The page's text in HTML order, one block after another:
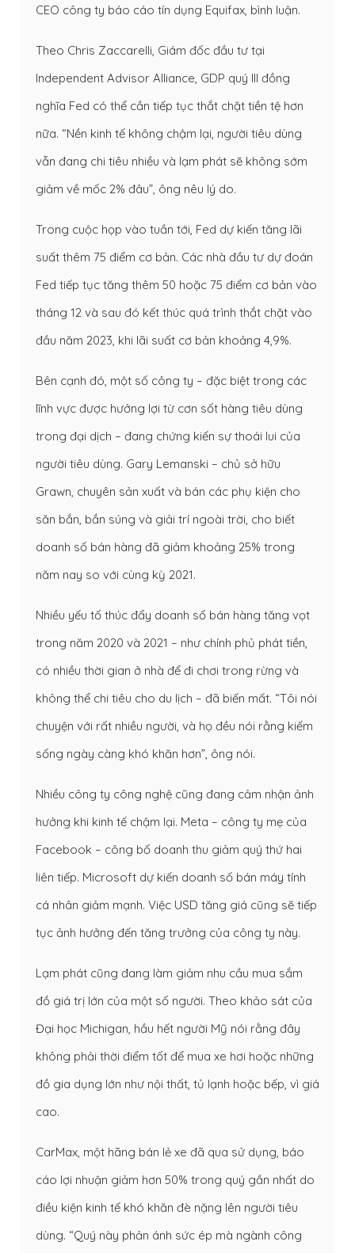
CEO công ty báo cáo tín dụng Equifax, bình luận.
Theo Chris Zaccarelli, Giám đốc đầu tư tại
Independent Advisor Alliance, GDP quý III đồng
nghĩa Fed có thể cần tiếp tục thắt chặt tiền tệ hơn
nữa. “Nền kinh tế không chậm lại, người tiêu dùng
vẫn đang chi tiêu nhiều và lạm phát sẽ không sớm
giảm về mốc 2% đâu”, ông nêu lý do.
Trong cuộc họp vào tuần tới, Fed dự kiến tăng lãi
suất thêm 75 điểm cơ bản. Các nhà đầu tư dự đoán
Fed tiếp tục tăng thêm 50 hoặc 75 điểm cơ bản vào
tháng 12 và sau đó kết thúc quá trình thắt chặt vào
đầu năm 2023, khi lãi suất cơ bản khoảng 4,9%.
Bên cạnh đó, một số công ty – đặc biệt trong các
lĩnh vực được hưởng lợi từ cơn sốt hàng tiêu dùng
trong đại dịch – đang chứng kiến sự thoái lui của
người tiêu dùng. Gary Lemanski – chủ sở hữu
Grawn, chuyên sản xuất và bán các phụ kiện cho
săn bắn, bắn súng và giải trí ngoài trời, cho biết
doanh số bán hàng đã giảm khoảng 25% trong
năm nay so với cùng kỳ 2021.
Nhiều yếu tố thúc đẩy doanh số bán hàng tăng vọt
trong năm 2020 và 2021 – như chính phủ phát tiền,
có nhiều thời gian ở nhà để đi chơi trong rừng và
không thể chi tiêu cho du lịch – đã biến mất. “Tôi nói
chuyện với rất nhiều người, và họ đều nói rằng kiếm
sống ngày càng khó khăn hơn”, ông nói.
Nhiều công ty công nghệ cũng đang cảm nhận ảnh
hưởng khi kinh tế chậm lại. Meta – công ty mẹ của
Facebook – công bố doanh thu giảm quý thứ hai
liên tiếp. Microsoft dự kiến doanh số bán máy tính
cá nhân giảm mạnh. Việc USD tăng giá cũng sẽ tiếp
tục ảnh hưởng đến tăng trưởng của công ty này.
Lạm phát cũng đang làm giảm nhu cầu mua sắm
đồ giá trị lớn của một số người. Theo khảo sát của
Đại học Michigan, hầu hết người Mỹ nói rằng đây
không phải thời điểm tốt để mua xe hơi hoặc những
đồ gia dụng lớn như nội thất, tủ lạnh hoặc bếp, vì giá
cao.
CarMax, một hãng bán lẻ xe đã qua sử dụng, báo
cáo lợi nhuận giảm hơn 50% trong quý gần nhất do
điều kiện kinh tế khó khăn đè nặng lên người tiêu
dùng. “Quý này phản ánh sức ép mà ngành công